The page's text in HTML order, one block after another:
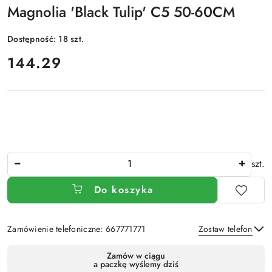
Magnolia 'Black Tulip' C5 50-60CM
Dostępność: 18szt.
cena:
144.29
szt.
Do koszyka
Zamówienie telefoniczne: 667771771 Zostaw telefon
Zamów w ciągu
a paczkę wyślemy dziś